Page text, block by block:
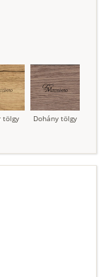
tölgy Dohány tölgy
zöld